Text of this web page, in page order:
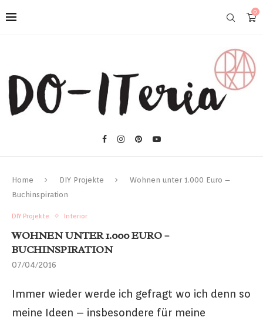
0
Home DIY Projekte
Wohnen unter 1.000 Euro –
Buchinspiration
DIY Projekte Interior
WOHNEN UNTER 1.000 EURO –
BUCHINSPIRATION
07/04/2016
Immer wieder werde ich gefragt wo ich denn so
meine Ideen – insbesondere für meine